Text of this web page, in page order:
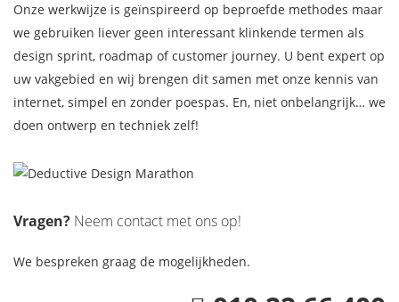
Onze werkwijze is geïnspireerd op beproefde methodes maar
we gebruiken liever geen interessant klinkende termen als
design sprint, roadmap of customer journey. U bent expert op
uw vakgebied en wij brengen dit samen met onze kennis van
internet, simpel en zonder poespas. En, niet onbelangrijk… we
doen ontwerp en techniek zelf!
Vragen? Neem contact met ons op!
We bespreken graag de mogelijkheden.